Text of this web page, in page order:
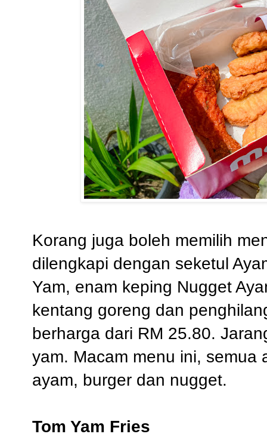
Korang juga boleh memilih
dilengkapi dengan seketul
Yam, enam keping Nugget
kentang goreng dan
berharga dari RM 25.80.
yam. Macam menu ini, semua
ayam, burger dan nugget.
Tom Yam Fries